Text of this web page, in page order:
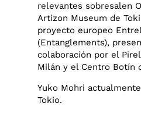
relevantes sobresalen
Artizon Museum de
proyecto europeo
(Entanglements),
colaboración por el
Milán y el Centro Botín
Yuko Mohri
Tokio.